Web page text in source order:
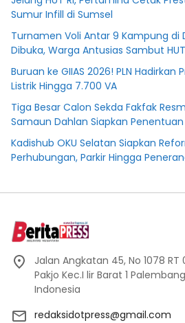
Sumur Infill di Sumsel
Turnamen Voli Antar 9 Kampung di
Dibuka, Warga Antusias Sambut
Buruan ke GIIAS 2026! PLN
Listrik Hingga 7.700 VA
Tiga Besar Calon Sekda Fakfak
Samaun Dahlan Siapkan Penentuan
Kadishub OKU Selatan Siapkan
Perhubungan, Parkir Hingga
Jalan Angkatan 45, No 1078 RT
Pakjo Kec.I lir Barat 1
Indonesia
redaksidotpress@gmail.com